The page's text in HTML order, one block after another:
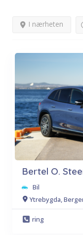
I nærheten
Bertel O.
Bil
Ytrebygda,
ring